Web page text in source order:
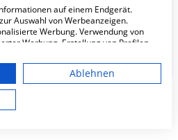
von MVZ
auf einem Endgerät.
Auswahl von Werbeanzeigen.
Werbung. Verwendung von
Werbung. Erstellung von Profilen
der Werbeleistung. Messung der
von Zielgruppen durch Statistiken
verschiedenen Quellen. Entwicklung
Verwendung reduzierter Daten zur
Ablehnen